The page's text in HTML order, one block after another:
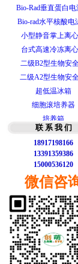
Bio-Rad垂直蛋白
Bio-rad水平核酸电
小型静音掌上离
台式高速冷冻离
二级B2型生物安
二级A2型生物安
超低温冰箱
细胞滚培养器
培养箱
PH酸度计计
智能梯度PCR仪
实时荧光定量PCR
微量分光光度计
Bio-rad 基础型电
Bio-Rad垂直蛋白电
Bio-rad水平核酸电
小型静音掌上离
台式高速冷冻离
联 系 我 们
18917198166
13391359386
15000536120
微信咨